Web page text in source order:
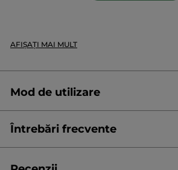
AFIȘAȚI MAI MULT
Mod de utilizare
Întrebări frecvente
De ce să adoptați eco-reîncărcarea Bain